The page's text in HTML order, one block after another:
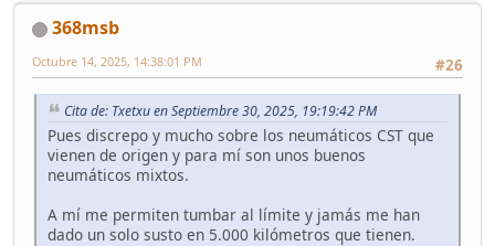
368msb
#26
Octubre 14, 2025, 14:38:01 PM
Cita de: Txetxu en Septiembre 30, 2025, 19:19:42 PM
Pues discrepo y mucho sobre los neumáticos CST que
vienen de origen y para mí son unos buenos
neumáticos mixtos.
A mí me permiten tumbar al límite y jamás me han
dado un solo susto en 5.000 kilómetros que tienen.